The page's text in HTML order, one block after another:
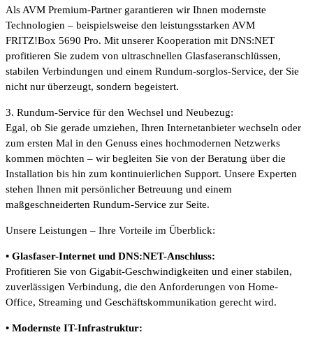
Als AVM Premium-Partner garantieren wir Ihnen modernste
Technologien – beispielsweise den leistungsstarken AVM
FRITZ!Box 5690 Pro. Mit unserer Kooperation mit DNS:NET
profitieren Sie zudem von ultraschnellen Glasfaseranschlüssen,
stabilen Verbindungen und einem Rundum-sorglos-Service, der Sie
nicht nur überzeugt, sondern begeistert.
3. Rundum-Service für den Wechsel und Neubezug:
Egal, ob Sie gerade umziehen, Ihren Internetanbieter wechseln oder
zum ersten Mal in den Genuss eines hochmodernen Netzwerks
kommen möchten – wir begleiten Sie von der Beratung über die
Installation bis hin zum kontinuierlichen Support. Unsere Experten
stehen Ihnen mit persönlicher Betreuung und einem
maßgeschneiderten Rundum-Service zur Seite.
Unsere Leistungen – Ihre Vorteile im Überblick:
• Glasfaser-Internet und DNS:NET-Anschluss:
Profitieren Sie von Gigabit-Geschwindigkeiten und einer stabilen,
zuverlässigen Verbindung, die den Anforderungen von Home-
Office, Streaming und Geschäftskommunikation gerecht wird.
• Modernste IT-Infrastruktur: